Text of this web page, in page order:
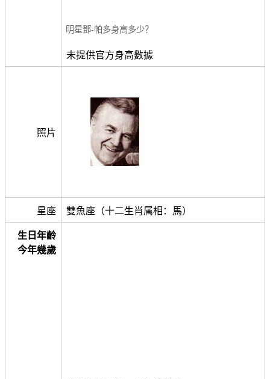
明星鄧-帕多身高多少？
未提供官方身高數據
照片
星座 雙魚座（十二生肖属相：馬）
生日年齡
今年幾歲